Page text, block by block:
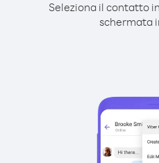
Seleziona il contatto
schermata